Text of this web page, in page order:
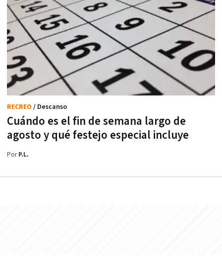
Cuándo es el fin de semana largo de
agosto y qué festejo especial incluye
RECREO / Descanso
PorP.L.